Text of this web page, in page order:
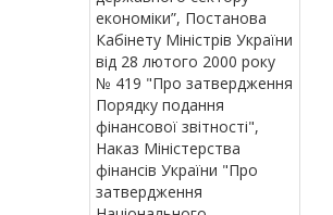
економіки”, Постанова
Кабінету Міністрів України
від 28 лютого 2000 року
№ 419 "Про затвердження
Порядку подання
фінансової звітності",
Наказ Міністерства
фінансів України "Про
затвердження